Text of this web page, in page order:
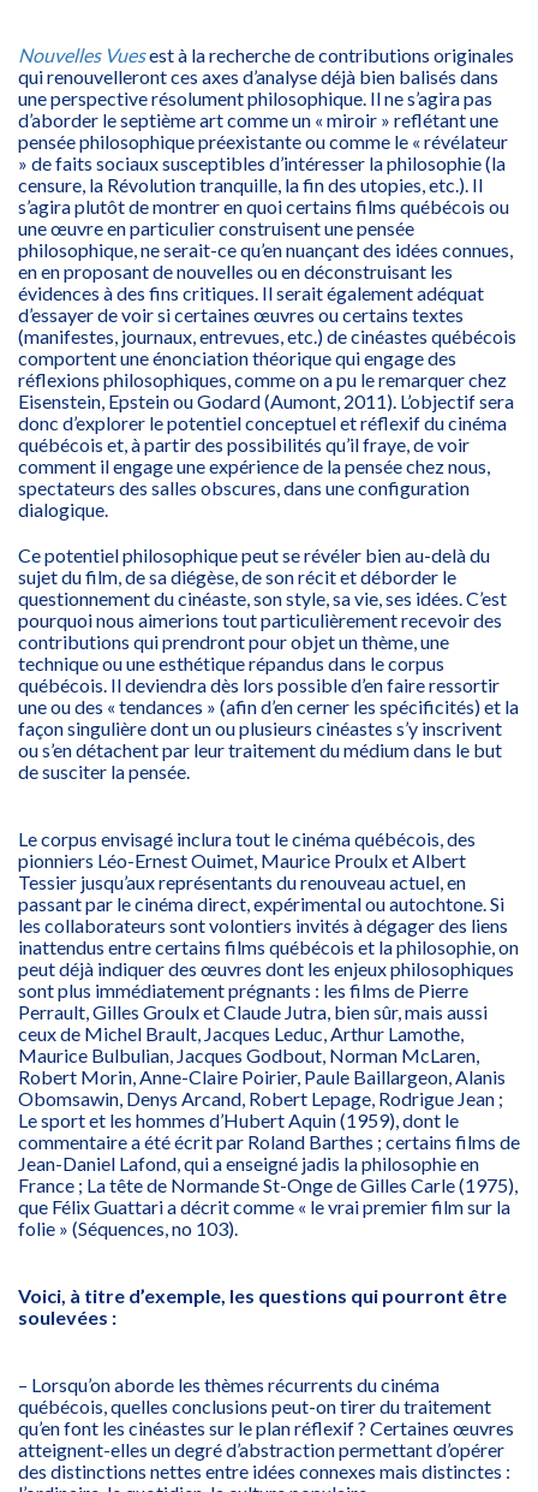
Nouvelles Vuesest à la recherche de contributions originales
qui renouvelleront ces axes d’analyse déjà bien balisés dans
une perspective résolument philosophique. Il ne s’agira pas
d’aborder le septième art comme un « miroir » reflétant une
pensée philosophique préexistante ou comme le « révélateur
» de faits sociaux susceptibles d’intéresser la philosophie (la
censure, la Révolution tranquille, la fin des utopies, etc.). Il
s’agira plutôt de montrer en quoi certains films québécois ou
une œuvre en particulier construisent une pensée
philosophique, ne serait-ce qu’en nuançant des idées connues,
en en proposant de nouvelles ou en déconstruisant les
évidences à des fins critiques. Il serait également adéquat
d’essayer de voir si certaines œuvres ou certains textes
(manifestes, journaux, entrevues, etc.) de cinéastes québécois
comportent une énonciation théorique qui engage des
réflexions philosophiques, comme on a pu le remarquer chez
Eisenstein, Epstein ou Godard (Aumont, 2011). L’objectif sera
donc d’explorer le potentiel conceptuel et réflexif du cinéma
québécois et, à partir des possibilités qu’il fraye, de voir
comment il engage une expérience de la pensée chez nous,
spectateurs des salles obscures, dans une configuration
dialogique.
Ce potentiel philosophique peut se révéler bien au-delà du
sujet du film, de sa diégèse, de son récit et déborder le
questionnement du cinéaste, son style, sa vie, ses idées. C’est
pourquoi nous aimerions tout particulièrement recevoir des
contributions qui prendront pour objet un thème, une
technique ou une esthétique répandus dans le corpus
québécois. Il deviendra dès lors possible d’en faire ressortir
une ou des « tendances » (afin d’en cerner les spécificités) et la
façon singulière dont un ou plusieurs cinéastes s’y inscrivent
ou s’en détachent par leur traitement du médium dans le but
de susciter la pensée.
Le corpus envisagé inclura tout le cinéma québécois, des
pionniers Léo-Ernest Ouimet, Maurice Proulx et Albert
Tessier jusqu’aux représentants du renouveau actuel, en
passant par le cinéma direct, expérimental ou autochtone. Si
les collaborateurs sont volontiers invités à dégager des liens
inattendus entre certains films québécois et la philosophie, on
peut déjà indiquer des œuvres dont les enjeux philosophiques
sont plus immédiatement prégnants : les films de Pierre
Perrault, Gilles Groulx et Claude Jutra, bien sûr, mais aussi
ceux de Michel Brault, Jacques Leduc, Arthur Lamothe,
Maurice Bulbulian, Jacques Godbout, Norman McLaren,
Robert Morin, Anne-Claire Poirier, Paule Baillargeon, Alanis
Obomsawin, Denys Arcand, Robert Lepage, Rodrigue Jean ;
Le sport et les hommes d’Hubert Aquin (1959), dont le
commentaire a été écrit par Roland Barthes ; certains films de
Jean-Daniel Lafond, qui a enseigné jadis la philosophie en
France ; La tête de Normande St-Onge de Gilles Carle (1975),
que Félix Guattari a décrit comme « le vrai premier film sur la
folie » (Séquences, no 103).
Voici, à titre d’exemple, les questions qui pourront être
soulevées :
– Lorsqu’on aborde les thèmes récurrents du cinéma
québécois, quelles conclusions peut-on tirer du traitement
qu’en font les cinéastes sur le plan réflexif ? Certaines œuvres
atteignent-elles un degré d’abstraction permettant d’opérer
des distinctions nettes entre idées connexes mais distinctes :